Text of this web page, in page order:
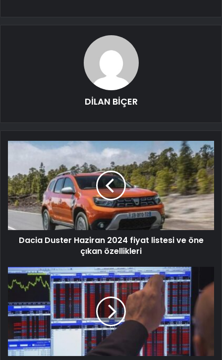
DİLAN BİÇER
Dacia Duster Haziran 2024 fiyat listesi ve öne
çıkan özellikleri